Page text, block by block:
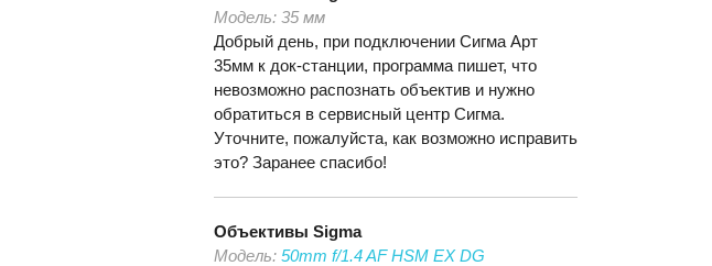
Модель: 35 мм
Добрый день, при подключении Сигма Арт
35мм к док-станции, программа пишет, что
невозможно распознать объектив и нужно
обратиться в сервисный центр Сигма.
Уточните, пожалуйста, как возможно исправить
это? Заранее спасибо!
Объективы Sigma
Модель: 50mm f/1.4 AF HSM EX DG